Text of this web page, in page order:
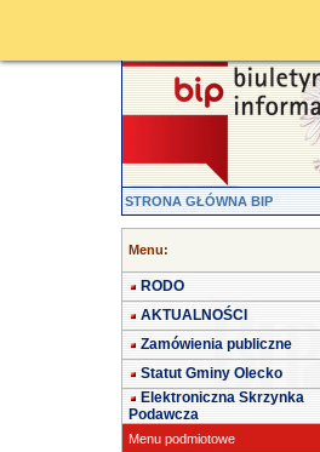
STRONA GŁÓWNA BIP
Menu:
RODO
AKTUALNOŚCI
Zamówienia publiczne
Statut Gminy Olecko
Elektroniczna Skrzynka
Podawcza
Menu podmiotowe